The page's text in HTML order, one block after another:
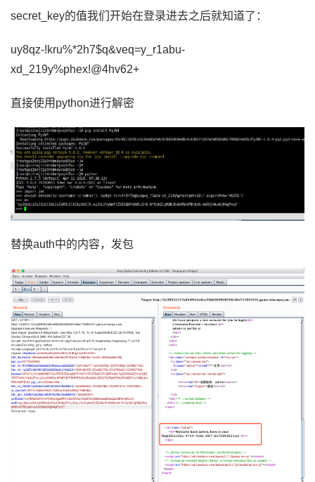
secret_key的值我们开始在登录进去之后就知道了：
uy8qz-!kru%*2h7$q&veq=y_r1abu-
xd_219y%phex!@4hv62+
直接使用 python进行解密
替换auth中的内容，发包